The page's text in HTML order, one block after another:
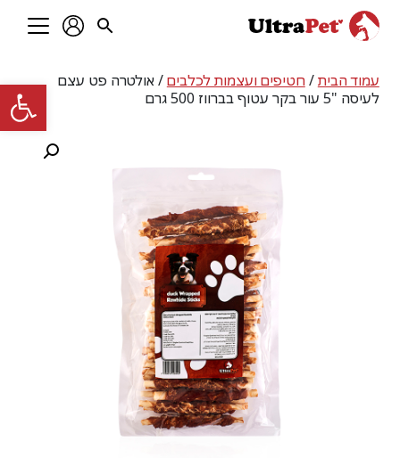
פתח עמוד הבית/חטיפים ועצמות לכלבים/ אולטרה פט עצם
לעיסה "5 עור בקר עטוף בברווז 500 גרם